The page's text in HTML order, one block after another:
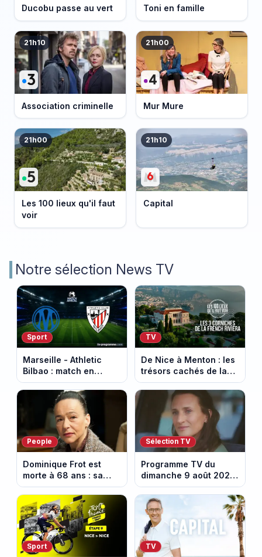
Ducobu passe au vert Toni en famille
21h10
Association criminelle
21h00
Mur Mure
21h00
Les 100 lieux qu'il faut
voir
21h10
Capital
Notre sélection News TV
Sport
Marseille - Athletic
Bilbao : match en
direct sur Ligue 1+ à
17h30 (amical du 9
août 2026)
TV
De Nice à Menton : les
trésors cachés de la
French Riviera dévoilés
dans les 100 lieux qu'il
faut voir
People
Dominique Frot est
morte à 68 ans : sa
sœur Catherine Frot
annonce la triste
nouvelle
Sélection TV
Programme TV du
dimanche 9 août 2026
: notre sélection pour
votre soirée télé
Sport TV